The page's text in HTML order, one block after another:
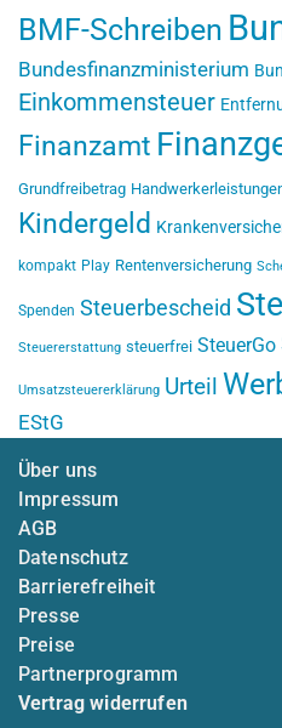
BMF-Schreiben
Bundesfinanzministerium
Einkommensteuer
Finanzamt
Grundfreibetrag
Kindergeld
kompakt Play Rentenversicherung
Spenden Steuerbescheid
Steuererstattung steuerfrei SteuerGo
Umsatzsteuererklärung Urteil
EStG
Über uns
Impressum
AGB
Datenschutz
Barrierefreiheit
Presse
Preise
Partnerprogramm
Vertrag widerrufen